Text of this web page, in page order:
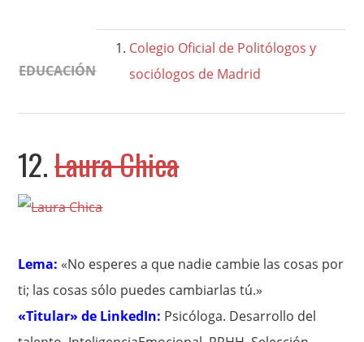
EDUCACIÓN
Colegio Oficial de Politólogos y
sociólogos de Madrid
12.Laura Chica
Lema: «No esperes a que nadie cambie las cosas por
ti; las cosas sólo puedes cambiarlas tú.»
«Titular» de LinkedIn: Psicóloga. Desarrollo del